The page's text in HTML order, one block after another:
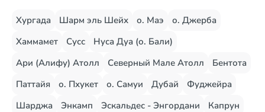
Хургада Шарм эль Шейх о. Маэ
о. Джерба
Хаммамет
Сусс
Нуса Дуа (о. Бали)
Ари (Алифу) Атолл
Северный Мале Атолл
Бентота
Паттайя
о. Пхукет о. Самуи Дубай
Фуджейра
Шарджа
Энкамп Эскальдес - Энгордани
Капрун